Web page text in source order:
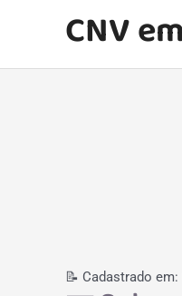
CNV
📝 Cadastrado em: